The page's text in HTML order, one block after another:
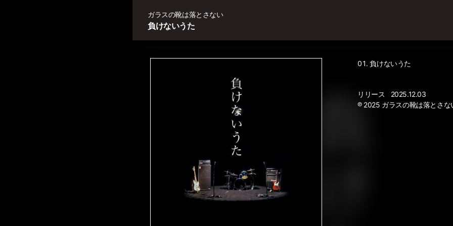
負けないうた
ガラスの靴は落とさない
負けないうた
リリース
2025.12.03
℗ 2025 ガラスの靴は落とさな